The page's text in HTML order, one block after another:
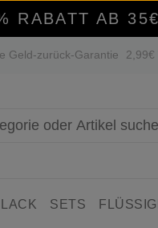
RABATT AB
Geld-zurück-Garantie 2,99€
SETS